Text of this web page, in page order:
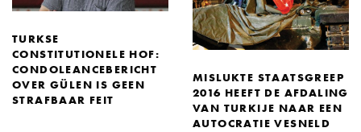
TURKSE
CONSTITUTIONELE HOF:
CONDOLEANCEBERICHT
OVER GÜLEN IS GEEN
STRAFBAAR FEIT
MISLUKTE STAATSGREEP
2016 HEEFT DE AFDALING
VAN TURKIJE NAAR EEN
AUTOCRATIE VESNELD